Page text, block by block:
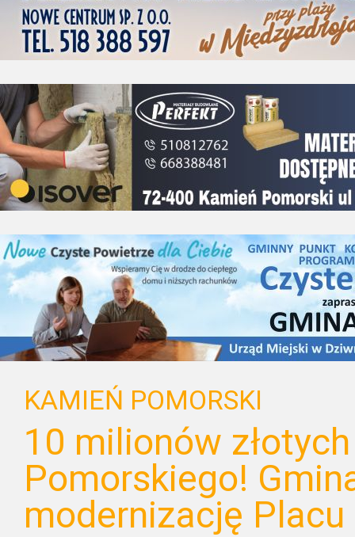
KAMIEŃ POMORSKI
10 milionów
Pomorskiego!
modernizację